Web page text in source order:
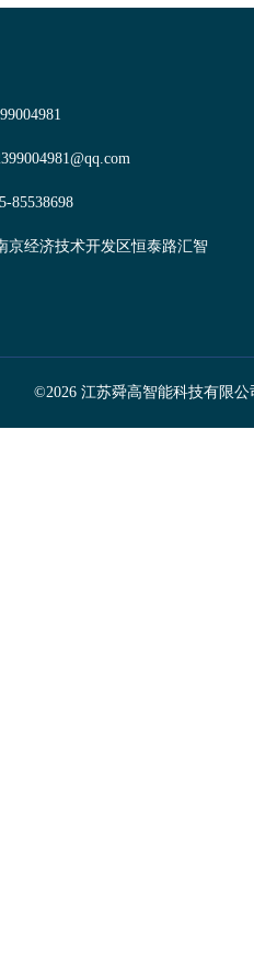
85538698
京经济技术开发区恒泰路汇智
©2026 江苏舜高智能科技有限